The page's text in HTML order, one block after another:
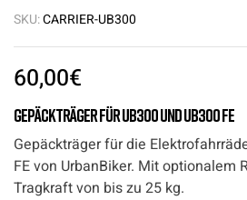
SKU:CARRIER-UB300
60,00€
Gepäckträger für UB300 und UB300 FE
Gepäckträger für die
FE von UrbanBiker. Mit optionalem
Tragkraft von bis zu 25 kg.